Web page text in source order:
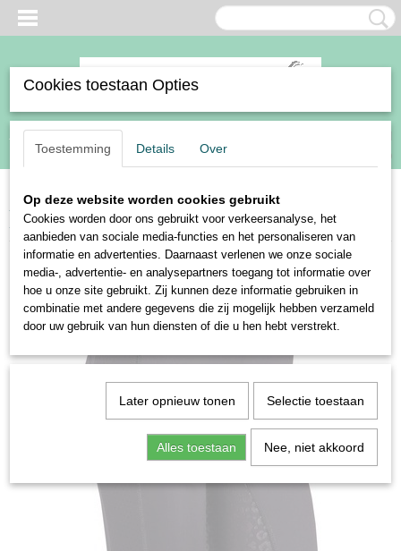
Inloggen Registreren
(0)
Home>Ruiter>Kleding>Rijbroeken>Dames>Harry's Horse
Equitights Santiago
Cookies toestaan Opties
Toestemming Details Over
Op deze website worden cookies gebruikt
Cookies worden door ons gebruikt voor verkeersanalyse, het
aanbieden van sociale media-functies en het personaliseren van
informatie en advertenties. Daarnaast verlenen we onze sociale
media-, advertentie- en analysepartners toegang tot informatie over
hoe u onze site gebruikt. Zij kunnen deze informatie gebruiken in
combinatie met andere gegevens die zij mogelijk hebben verzameld
door uw gebruik van hun diensten of die u hen hebt verstrekt.
Later opnieuw tonen Selectie toestaan
Alles toestaan Nee, niet akkoord